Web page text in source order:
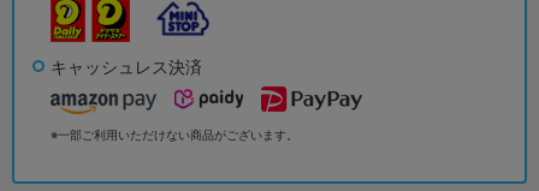
キャッシュレス決済
※一部ご利用いただけない商品がございます。